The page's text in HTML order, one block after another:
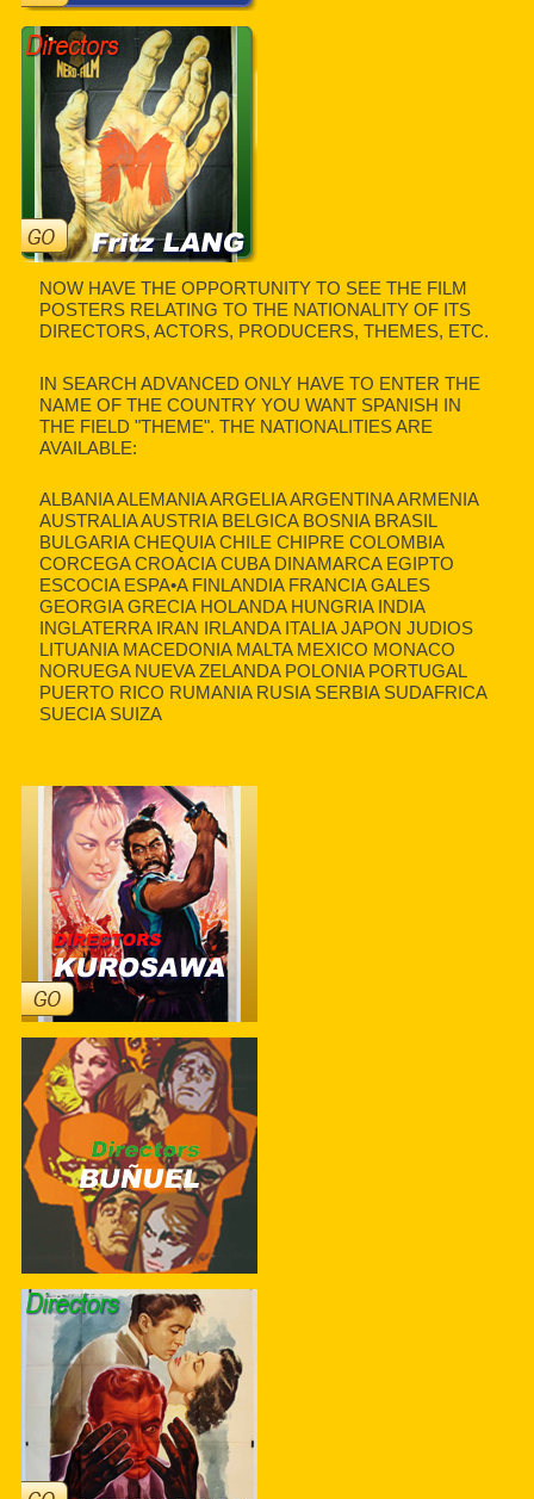
NOW HAVE THE OPPORTUNITY TO SEE THE FILM
POSTERS RELATING TO THE NATIONALITY OF ITS
DIRECTORS, ACTORS, PRODUCERS, THEMES, ETC.
IN SEARCH ADVANCED ONLY HAVE TO ENTER THE
NAME OF THE COUNTRY YOU WANT SPANISH IN
THE FIELD "THEME". THE NATIONALITIES ARE
AVAILABLE:
ALBANIA ALEMANIA ARGELIA ARGENTINA ARMENIA
AUSTRALIA AUSTRIA BELGICA BOSNIA BRASIL
BULGARIA CHEQUIA CHILE CHIPRE COLOMBIA
CORCEGA CROACIA CUBA DINAMARCA EGIPTO
ESCOCIA ESPA•A FINLANDIA FRANCIA GALES
GEORGIA GRECIA HOLANDA HUNGRIA INDIA
INGLATERRA IRAN IRLANDA ITALIA JAPON JUDIOS
LITUANIA MACEDONIA MALTA MEXICO MONACO
NORUEGA NUEVA ZELANDA POLONIA PORTUGAL
PUERTO RICO RUMANIA RUSIA SERBIA SUDAFRICA
SUECIA SUIZA